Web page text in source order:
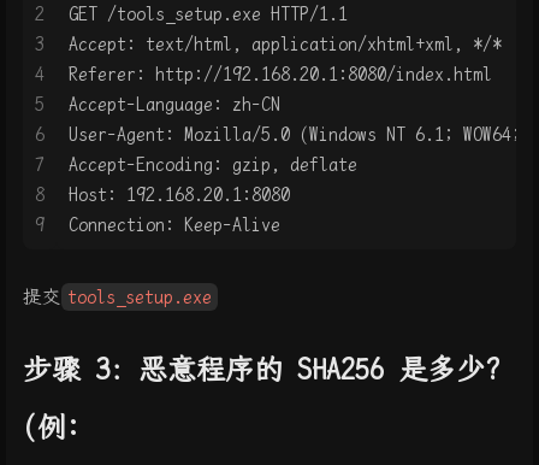
2
3
4
5
6
7
8
9
GET /tools_setup.exe HTTP/1.1
Accept: text/html, application/xhtml+xml, */*
Referer: http://192.168.20.1:8080/index.html
Accept-Language: zh-CN
User-Agent: Mozilla/5.0 (Windows NT 6.1;
Accept-Encoding: gzip, deflate
Host: 192.168.20.1:8080
Connection: Keep-Alive
提交 tools_setup.exe
步骤 3：恶意程序的 SHA256 是多少?
(例: